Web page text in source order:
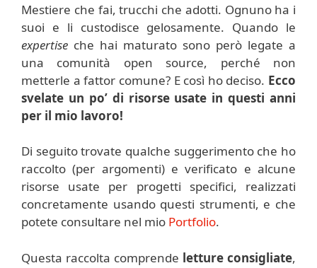
Mestiere che fai, trucchi che adotti. Ognuno ha i
suoi e li custodisce gelosamente. Quando le
expertise che hai maturato sono però legate a
una comunità open source, perché non
metterle a fattor comune? E così ho deciso. Ecco
svelate un po’ di risorse usate in questi anni
per il mio lavoro!
Di seguito trovate qualche suggerimento che ho
raccolto (per argomenti) e verificato e alcune
risorse usate per progetti specifici, realizzati
concretamente usando questi strumenti, e che
potete consultare nel mio Portfolio.
Questa raccolta comprende letture consigliate,